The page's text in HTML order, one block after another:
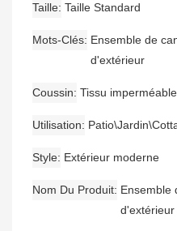
Taille Taille Standard
Mots-Clés Ensemble de
d'extérieur
Coussin Tissu imperméable
Utilisation
Style Extérieur moderne
Nom Du Produit Ensemble